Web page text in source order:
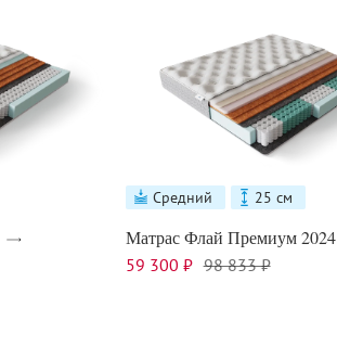
Средний 25 см
Матрас Флай Премиум 2024
59 300 ₽ 98 833 ₽